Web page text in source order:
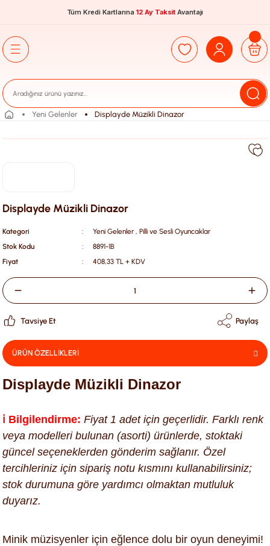
Tüm Kredi Kartlarına 12 Ay Taksit Avantajı
Yeni Gelenler Displayde Müzikli Dinazor
Displayde Müzikli Dinazor
Kategori Yeni Gelenler , Pilli ve Sesli Oyuncaklar
Stok Kodu
8891-1B
Fiyat
408,33 TL + KDV
Tavsiye Et Paylaş
ÜRÜN ÖZELLİKLERİ
Displayde Müzikli Dinazor
ℹ️ Bilgilendirme: Fiyat 1 adet için geçerlidir. Farklı renk
veya modelleri bulunan (asorti) ürünlerde, stoktaki
güncel seçeneklerden gönderim sağlanır. Özel
tercihleriniz için sipariş notu kısmını kullanabilirsiniz;
stok durumuna göre yardımcı olmaktan mutluluk
duyarız.
Minik müzisyenler için eğlence dolu bir oyun deneyimi!